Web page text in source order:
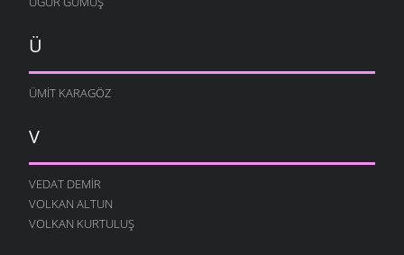
Ü
ÜMIT KARAGÖZ
V
VEDAT DEMIR
VOLKAN ALTUN
VOLKAN KURTULUŞ